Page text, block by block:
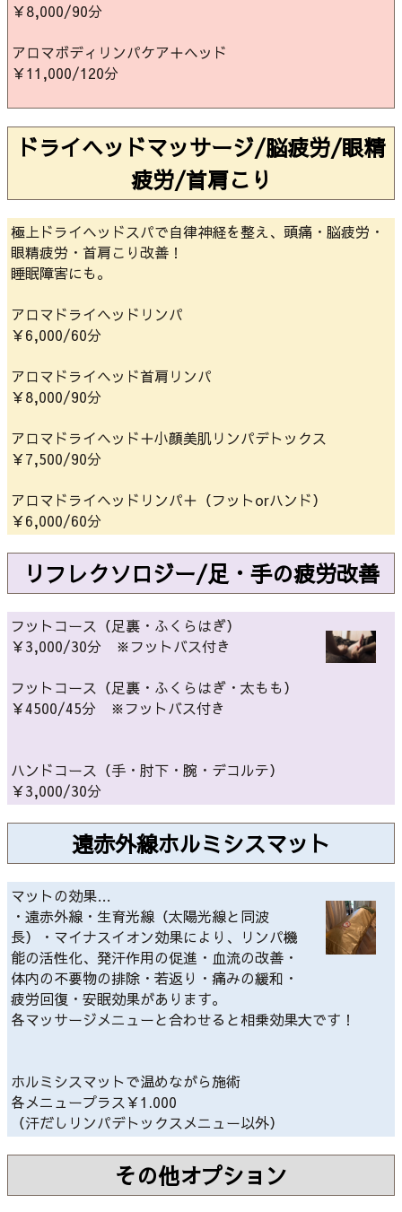
￥8,000/90分
アロマボディリンパケア＋ヘッド
￥11,000/120分
ドライヘッドマッサージ/脳疲労/眼精
疲労/首肩こり
極上ドライヘッドスパで自律神経を整え、頭痛・脳疲労・
眼精疲労・首肩こり改善！
睡眠障害にも。
アロマドライヘッドリンパ
￥6,000/60分
アロマドライヘッド首肩リンパ
￥8,000/90分
アロマドライヘッド＋小顔美肌リンパデトックス
￥7,500/90分
アロマドライヘッドリンパ＋（フットorハンド）
￥6,000/60分
リフレクソロジー/足・手の疲労改善
フットコース（足裏・ふくらはぎ）
￥3,000/30分 ※フットバス付き
フットコース（足裏・ふくらはぎ・太もも）
￥4500/45分 ※フットバス付き
ハンドコース（手・肘下・腕・デコルテ）
￥3,000/30分
遠赤外線ホルミシスマット
マットの効果…
・遠赤外線・生育光線（太陽光線と同波
長）・マイナスイオン効果により、リンパ機
能の活性化、発汗作用の促進・血流の改善・
体内の不要物の排除・若返り・痛みの緩和・
疲労回復・安眠効果があります。
各マッサージメニューと合わせると相乗効果大です！
ホルミシスマットで温めながら施術
各メニュープラス￥1.000
（汗だしリンパデトックスメニュー以外）
その他オプション